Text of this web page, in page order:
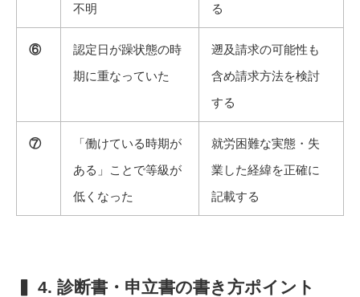
不明
る
⑥
認定日が躁状態の時
期に重なっていた
遡及請求の可能性も
含め請求方法を検討
する
⑦
「働けている時期が
ある」ことで等級が
低くなった
就労困難な実態・失
業した経緯を正確に
記載する
▍ 4. 診断書・申立書の書き方ポイント